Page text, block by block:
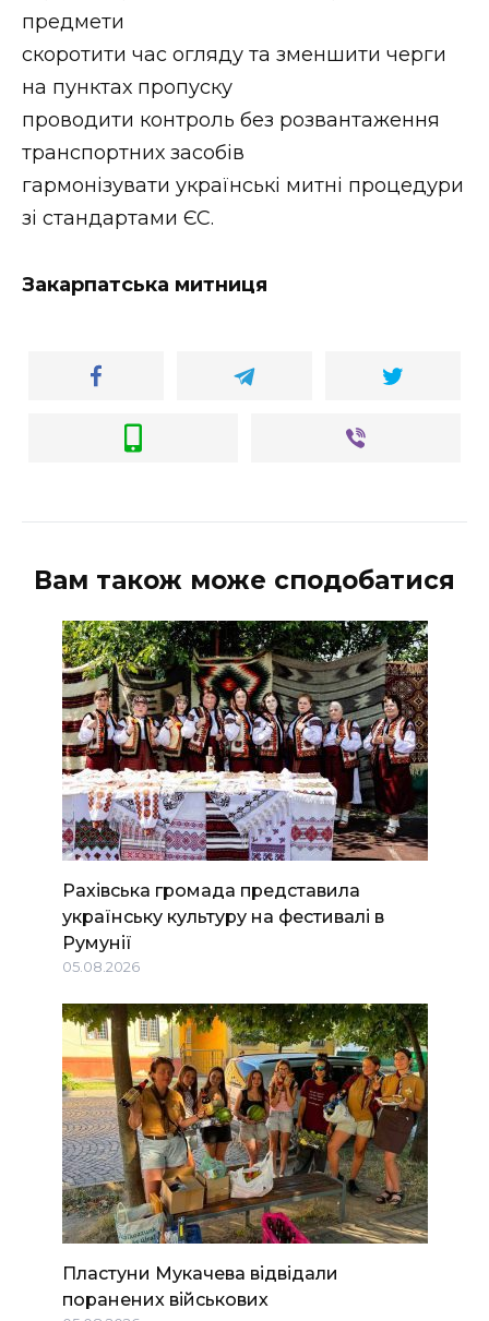
предмети
скоротити час огляду та зменшити черги
на пунктах пропуску
проводити контроль без розвантаження
транспортних засобів
гармонізувати українські митні процедури
зі стандартами ЄС.
Закарпатська митниця
Вам також може сподобатися
Рахівська громада представила
українську культуру на фестивалі в
Румунії
05.08.2026
Пластуни Мукачева відвідали
поранених військових